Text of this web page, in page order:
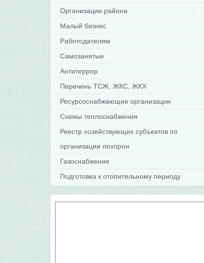
Организации района
Малый бизнес
Работодателям
Самозанятые
Антитеррор
Перечень ТСЖ, ЖКС, ЖКХ
Ресурсоснабжающие организации
Схемы теплоснабжения
Реестр хозяйствующих субъектов по
организации похорон
Газоснабжение
Подготовка к отопительному периоду